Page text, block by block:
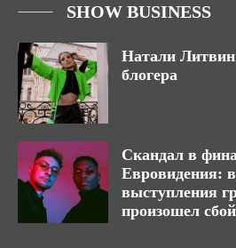
SHOW BUSINESS
Натали
блогера
Скандал в
Евровидения:
выступления
произошел сбой